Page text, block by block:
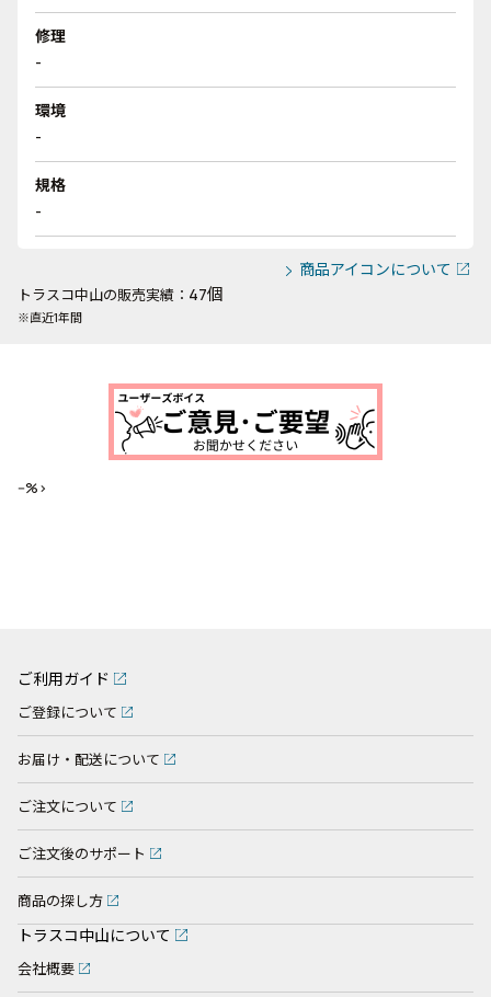
修理
-
環境
-
規格
-
商品アイコンについて
トラスコ中山の販売実績： 47個
※直近1年間
--%>
ご利用ガイド
ご登録について
お届け・配送について
ご注文について
ご注文後のサポート
商品の探し方
トラスコ中山について
会社概要